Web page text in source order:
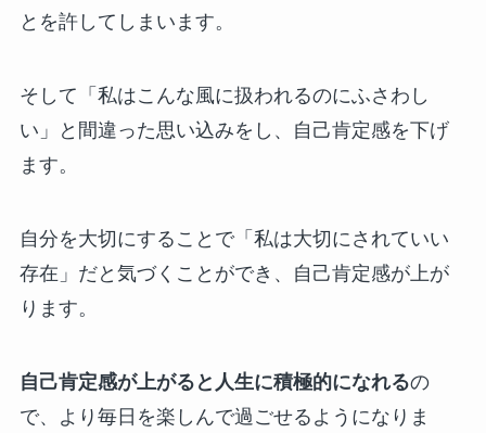
とを許してしまいます。
そして「私はこんな風に扱われるのにふさわし
い」と間違った思い込みをし、自己肯定感を下げ
ます。
自分を大切にすることで「私は大切にされていい
存在」だと気づくことができ、自己肯定感が上が
ります。
自己肯定感が上がると人生に積極的になれるの
で、より毎日を楽しんで過ごせるようになりま